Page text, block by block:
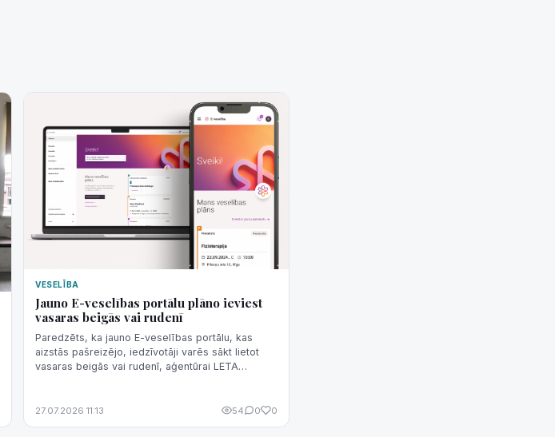
VESELĪBA
Jauno E-veselības portālu plāno ieviest
vasaras beigās vai rudenī
Paredzēts, ka jauno E-veselības portālu, kas
aizstās pašreizējo, iedzīvotāji varēs sākt lietot
vasaras beigās vai rudenī, aģentūrai LETA
27.07.2026 11:13 54 0 0